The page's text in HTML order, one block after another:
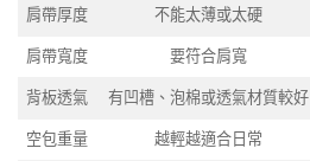
肩帶厚度 不能太薄或太硬
肩帶寬度 要符合肩寬
背板透氣 有凹槽、泡棉或透氣材質較好
空包重量 越輕越適合日常